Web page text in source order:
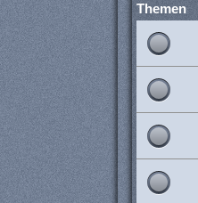
Themen